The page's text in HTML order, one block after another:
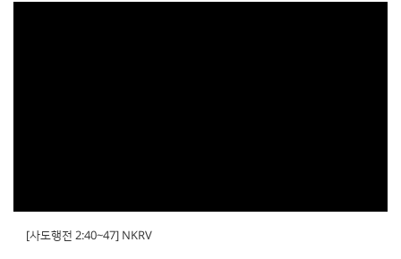
[사도행전 2:40~47] NKRV